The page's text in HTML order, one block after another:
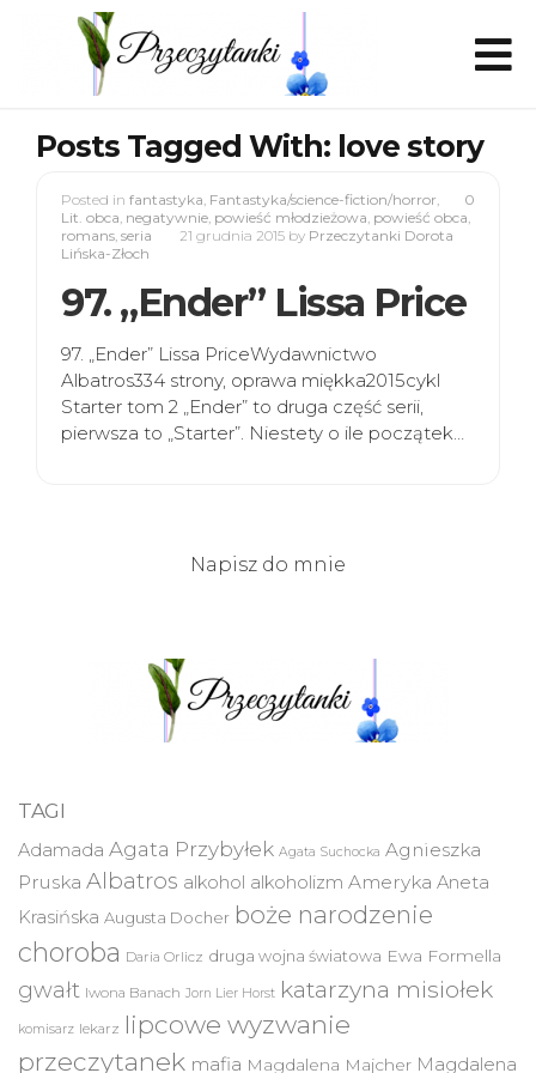
Posts Tagged With: love story
0
Posted in fantastyka, Fantastyka/science-fiction/horror,
Lit. obca, negatywnie, powieść młodzieżowa, powieść obca,
romans, seria 21 grudnia 2015 by Przeczytanki Dorota
Lińska-Złoch
97. „Ender” Lissa Price
97. „Ender” Lissa PriceWydawnictwo
Albatros334 strony, oprawa miękka2015cykl
Starter tom 2 „Ender” to druga część serii,
pierwsza to „Starter”. Niestety o ile początek…
Napisz do mnie
TAGI
Adamada Agata Przybyłek Agata Suchocka Agnieszka
Pruska Albatros alkohol alkoholizm Ameryka Aneta
Krasińska Augusta Docher boże narodzenie
choroba Daria Orlicz druga wojna światowa Ewa Formella
gwałt Iwona Banach Jorn Lier Horst katarzyna misiołek
komisarz lekarz lipcowe wyzwanie
przeczytanek mafia Magdalena Majcher Magdalena